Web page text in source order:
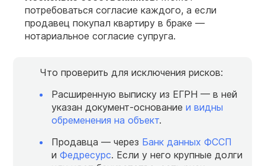
потребоваться согласие каждого, а если
продавец покупал квартиру в браке —
нотариальное согласие супруга.
Что проверить для исключения рисков:
Расширенную выписку из ЕГРН — в ней
указан документ-основание и видны
обременения на объект.
Продавца — через Банк данных ФССП
и Федресурс. Если у него крупные долги